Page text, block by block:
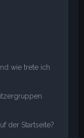
wie trete ich
der Startseite?